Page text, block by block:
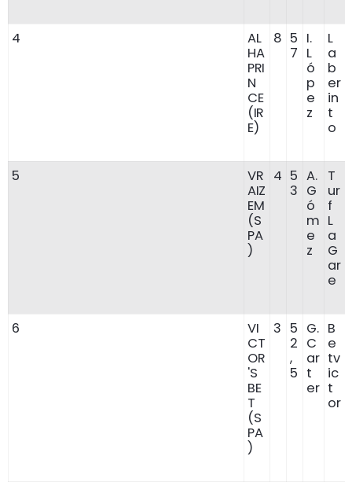
4
AL
HA
PRI
N
CE
(IR
E)
8 5
7
I.
L
ó
p
e
z
L
a
b
er
in
t
o
5
VR
AIZ
EM
(S
PA
)
4 5
3
A.
G
ó
m
e
z
T
ur
f
L
a
G
ar
e
6
VI
CT
OR
'S
BE
T
(S
PA
)
3 5
2
,
5
G.
C
ar
t
er
B
e
tv
ic
t
or